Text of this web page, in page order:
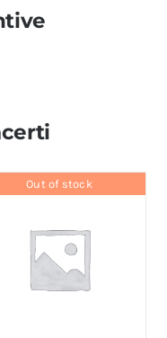
Out of stock